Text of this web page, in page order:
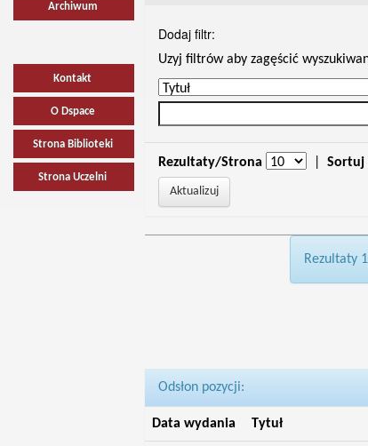
Archiwum
Kontakt
O Dspace
Strona Biblioteki
Strona Uczelni
Dodaj filtr:
Uzyj filtrów aby zagęścić
Rezultaty/Strona Sortuj
Rezultaty
Odsłon pozycji:
Data wydania Tytuł